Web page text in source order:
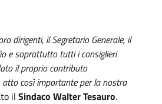
dirigenti, il Segretario Generale, il
e soprattutto tutti i consiglieri
il proprio contributo
atto così importante per la nostra
il Sindaco Walter Tesauro.